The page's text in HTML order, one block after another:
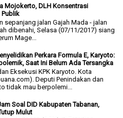
Mojokerto, DLH Konsentrasi
Publik
sepanjang jalan Gajah Mada - jalan
dibenahi, Selasa (07/11/2017) siang
Mage...
Perkara Formula E, Karyoto:
Saat Ini Belum Ada Tersangka
Eksekusi KPK Karyoto. Kota
Deputi Penindakan dan
tidak mau berpolemi...
Soal DID Kabupaten Tabanan,
Mulut